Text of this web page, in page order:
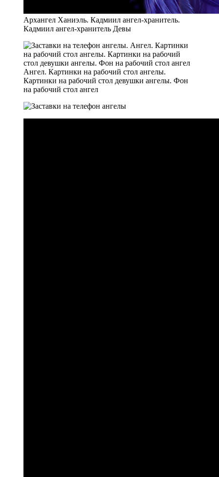
Архангел Ханиэль. Кадмиил ангел-хранитель.
Кадмиил ангел-хранитель Девы
Ангел. Картинки на рабочий стол ангелы.
Картинки на рабочий стол девушки ангелы. Фон
на рабочий стол ангел